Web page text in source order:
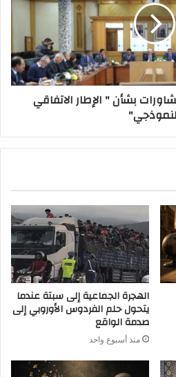
بشأن " الإطار الاتفاقي
الهجرة الجماعية إلى سبتة عندما
يتحول حلم الفردوس الأوروبي إلى
صدمة الواقع
منذ أسبوع واحد